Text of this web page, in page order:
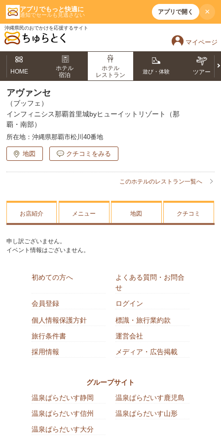
アプリでもっと快適に
通知でセールも見逃さない アプリで開く ×
沖縄県民のおでかけを応援するサイト
マイページ
HOME
ホテル
宿泊
ホテル
レストラン
遊び・体験 ツアー
アヴァンセ
（ブッフェ）
インフィニシス那覇首里城byヒューイットリゾート（那
覇・南部）
所在地： 沖縄県那覇市松川40番地
地図 クチコミをみる
このホテルのレストラン一覧へ
お店紹介 メニュー 地図 クチコミ
申し訳ございません。
イベント情報はございません。
初めての方へ
よくある質問・お問合
せ
会員登録
ログイン
個人情報保護方針
標識・旅行業約款
旅行条件書
運営会社
採用情報
メディア・広告掲載
グループサイト
温泉ぱらだいす静岡
温泉ぱらだいす鹿児島
温泉ぱらだいす信州
温泉ぱらだいす山形
温泉ぱらだいす大分